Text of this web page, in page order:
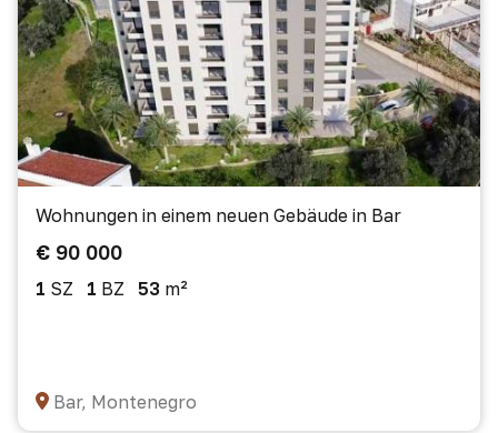
Wohnungen in einem neuen Gebäude in Bar
€ 90 000
1 SZ 1 BZ 53 m²
Bar, Montenegro